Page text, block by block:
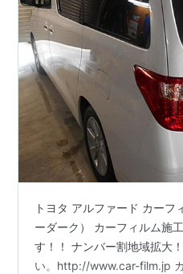
トヨタ アルファード カー
ーダーク） カーフィルム施
す！！ ナンバー割地域拡大
い。http://www.car-film.jp